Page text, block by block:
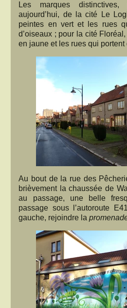
Les marques distinctives,
aujourd’hui, de la cité Le
peintes en vert et les rues
d’oiseaux ; pour la cité
en jaune et les rues qui portent
Au bout de la rue des
brièvement la chaussée de
au passage, une belle
passage sous l’autoroute
gauche, rejoindre la